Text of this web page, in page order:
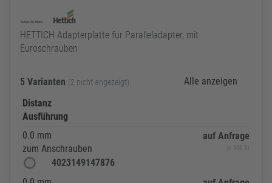
HETTICH Adapterplatte für Paralleladapter, mit
Euroschrauben
5 Varianten (2 nicht angezeigt)
Alle anzeigen
Distanz
Ausführung
0.0 mm
zum Anschrauben
4023149147876
auf Anfrage
je 100 St